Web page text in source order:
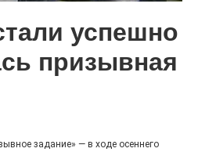
этой неделе электростальцев
«Районы-кварталы».успешно
призывная
задание» — в ходе осеннего